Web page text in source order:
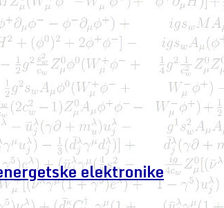
elektronike